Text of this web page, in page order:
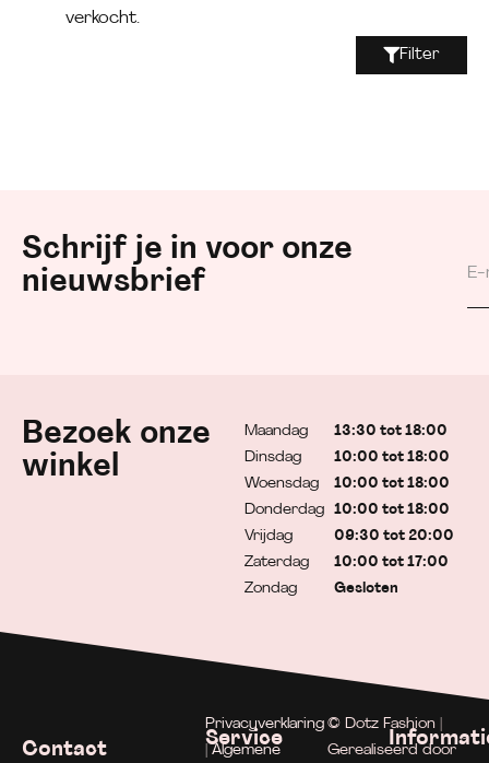
verkocht.
Filter
Schrijf je in voor onze
nieuwsbrief
Bezoek onze
winkel
Maandag
Dinsdag
Woensdag
Donderdag
Vrijdag
Zaterdag
Zondag
13:30 tot 18:00
10:00 tot 18:00
10:00 tot 18:00
10:00 tot 18:00
09:30 tot 20:00
10:00 tot 17:00
Gesloten
Contact Service
Privacyverklaring
| Algemene
© Dotz Fashion |
Gerealiseerd door